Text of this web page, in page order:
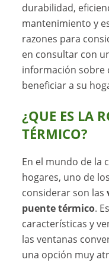
durabilidad,
mantenimiento y
razones para
en consultar con
información sobre
beneficiar a su
¿QUE ES LA
TÉRMICO?
En el mundo de la
hogares, uno de
considerar son las
puente térmico.
características y
las ventanas
una opción muy